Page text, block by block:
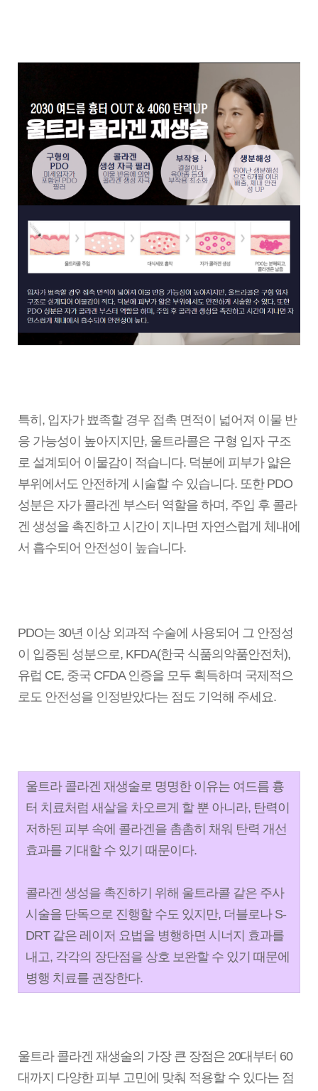
특히, 입자가 뾰족할 경우 접촉 면적이 넓어져 이물 반
응 가능성이 높아지지만, 울트라콜은 구형 입자 구조
로 설계되어 이물감이 적습니다. 덕분에 피부가 얇은
부위에서도 안전하게 시술할 수 있습니다. 또한 PDO
성분은 자가 콜라겐 부스터 역할을 하며, 주입 후 콜라
겐 생성을 촉진하고 시간이 지나면 자연스럽게 체내에
서 흡수되어 안전성이 높습니다.
PDO는 30년 이상 외과적 수술에 사용되어 그 안정성
이 입증된 성분으로, KFDA(한국 식품의약품안전처),
유럽 CE, 중국 CFDA 인증을 모두 획득하며 국제적으
로도 안전성을 인정받았다는 점도 기억해 주세요.
울트라 콜라겐 재생술로 명명한 이유는 여드름 흉
터 치료처럼 새살을 차오르게 할 뿐 아니라, 탄력이
저하된 피부 속에 콜라겐을 촘촘히 채워 탄력 개선
효과를 기대할 수 있기 때문이다.
콜라겐 생성을 촉진하기 위해 울트라콜 같은 주사
시술을 단독으로 진행할 수도 있지만, 더블로나 S-
DRT 같은 레이저 요법을 병행하면 시너지 효과를
내고, 각각의 장단점을 상호 보완할 수 있기 때문에
병행 치료를 권장한다.
울트라 콜라겐 재생술의 가장 큰 장점은 20대부터 60
대까지 다양한 피부 고민에 맞춰 적용할 수 있다는 점